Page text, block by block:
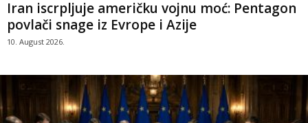
Iran iscrpljuje američku vojnu moć: Pentagon
povlači snage iz Evrope i Azije
10. August 2026.